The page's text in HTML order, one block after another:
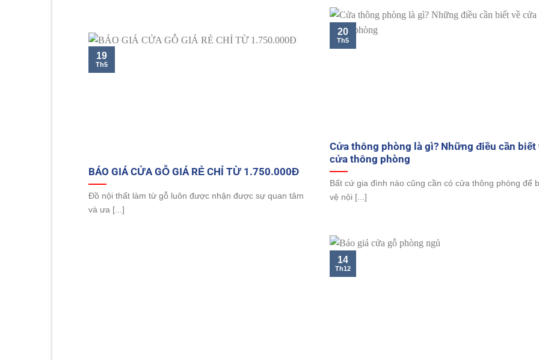
Cửa thông phòng là gì? Những điều cần biết
cửa thông phòng
Bất cứ gia đình nào cũng cần có cửa thông phòng để
vệ nội [...]
20
Th5
BÁO GIÁ CỬA GỖ GIÁ RẺ CHỈ TỪ 1.750.000Đ
Đồ nội thất làm từ gỗ luôn được nhận được sự quan tâm
và ưa [...]
19
Th5
14
Th12